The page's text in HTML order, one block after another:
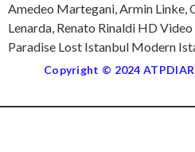
Amedeo Martegani, Armin Linke,
Lenarda, Renato Rinaldi HD
Paradise Lost Istanbul Modern
Copyright © 2024